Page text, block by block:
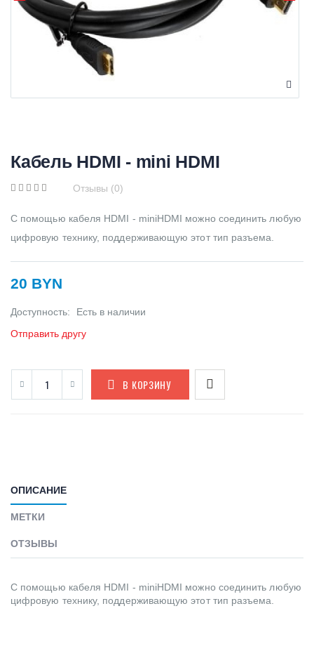
Кабель HDMI - mini HDMI
Отзывы (0)
С помощью кабеля HDMI - miniHDMI можно соединить любую
цифровую технику, поддерживающую этот тип разъема.
20 BYN
Доступность:
Есть в наличии
Отправить другу
В КОРЗИНУ
ОПИСАНИЕ
МЕТКИ
ОТЗЫВЫ
С помощью кабеля HDMI - miniHDMI можно соединить любую
цифровую технику, поддерживающую этот тип разъема.